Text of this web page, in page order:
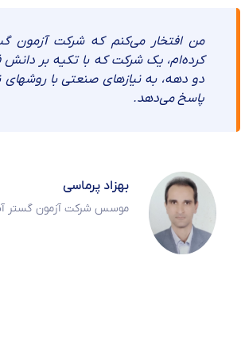
من افتخار می‌کنم که شرکت آزمون
کرده‌ام، یک شرکت که با تکیه بر
دو دهه، به نیازهای صنعتی با روشهای
پاسخ می‌دهد.
بهزاد پرماسی
موسس شرکت آزمون گستر